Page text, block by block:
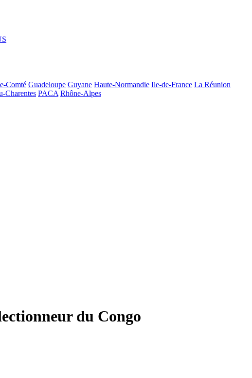
Comté Guadeloupe Guyane Haute-Normandie Ile-de-France La Réunion
Charentes PACA Rhône-Alpes
du Congo